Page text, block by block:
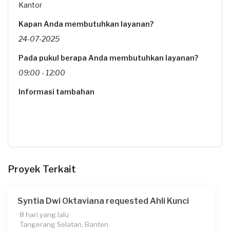
Kantor
Kapan Anda membutuhkan layanan?
24-07-2025
Pada pukul berapa Anda membutuhkan layanan?
09:00 - 12:00
Informasi tambahan
Proyek Terkait
Syntia Dwi Oktaviana requested Ahli Kunci
8 hari yang lalu
Tangerang Selatan, Banten